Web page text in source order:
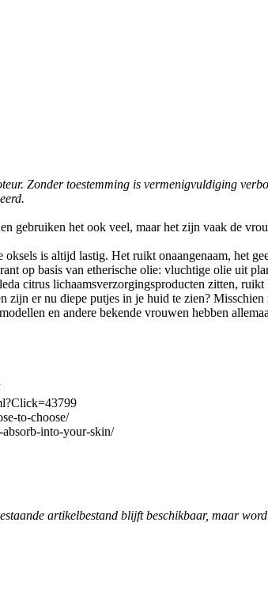
Zonder toestemming is vermenigvuldiging
gebruiken het ook veel, maar het zijn vaak de
oksels is altijd lastig. Het ruikt onaangenaam, het
op basis van etherische olie: vluchtige olie uit
citrus lichaamsverzorgingsproducten zitten,
zijn er nu diepe putjes in je huid te zien?
en andere bekende vrouwen hebben
to-choose/
into-your-skin/
artikelbestand blijft beschikbaar, maar